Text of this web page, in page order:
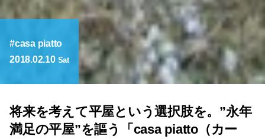
casa piatto
2018.02.10 Sat
将来を考えて平屋という選択肢を。”永年
満足の平屋”を謳う「casa piatto（カー